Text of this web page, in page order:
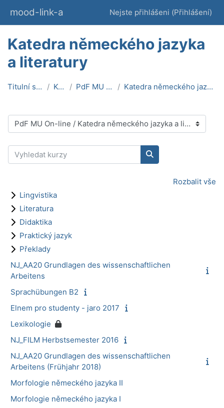
mood-link-a Nejste přihlášeni (Přihlášení)
Katedra německého jazyka
a literatury
Titulní stránka Kurzy PdF MU On-line Katedra německého jazyka a literatury
Kategorie kurzů
Vyhledat kurzy
Vyhledat kurzy
Rozbalit vše
Lingvistika
Literatura
Didaktika
Praktický jazyk
Překlady
NJ_AA20 Grundlagen des wissenschaftlichen
Arbeitens
Sprachübungen B2
Elnem pro studenty - jaro 2017
Lexikologie
NJ_FILM Herbstsemester 2016
NJ_AA20 Grundlagen des wissenschaftlichen
Arbeitens (Frühjahr 2018)
Morfologie německého jazyka II
Morfologie německého jazyka I